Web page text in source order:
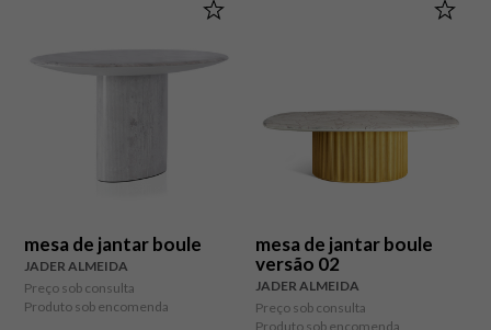
mesa de jantar boule
JADER ALMEIDA
Preço sob consulta
Produto sob encomenda
mesa de jantar boule
versão 02
JADER ALMEIDA
Preço sob consulta
Produto sob encomenda